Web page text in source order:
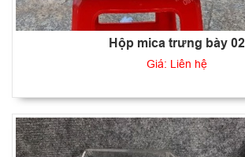
Hộp mica trưng bày 02
Giá: Liên hệ